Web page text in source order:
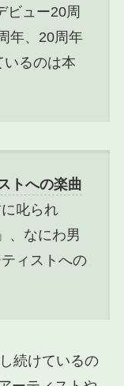
ビュー20周
年、20周年
いるのは本
トへの楽曲
叱られ
、なにわ男
ィストへの
続けているの